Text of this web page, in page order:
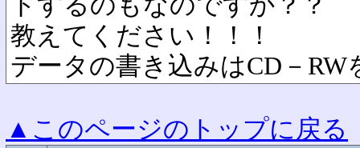
教えてください！！！
データの書き込みはCD－
▲このページのトップに戻る